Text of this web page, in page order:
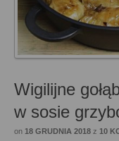
Wigilijne
w sosie
on 18 GRUDNIA 2018 z 10